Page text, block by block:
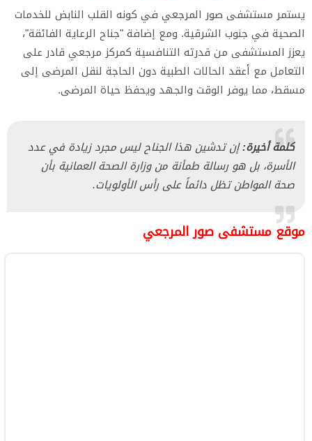
​يستمر مستشفى صور المرجعي في كونه القلب النابض للخدمات
الصحية في جنوب الشرقية. ومع إضافة "جناح الرعاية الفائقة"،
يعزز المستشفى من قدرته التنافسية كمركز مرجعي قادر على
التعامل مع أعقد الحالات الطبية دون الحاجة لنقل المرضى إلى
مسقط، مما يوفر الوقت والجهد ويحفظ حياة المرضى.
كلمة أخيرة:إن تدشين هذا الجناح ليس مجرد زيادة في عدد
الأسرة، بل هو رسالة طمأنة من وزارة الصحة العمانية بأن
صحة المواطن تظل دائماً على رأس الأولويات.
موقع مستشفى صور المرجعي